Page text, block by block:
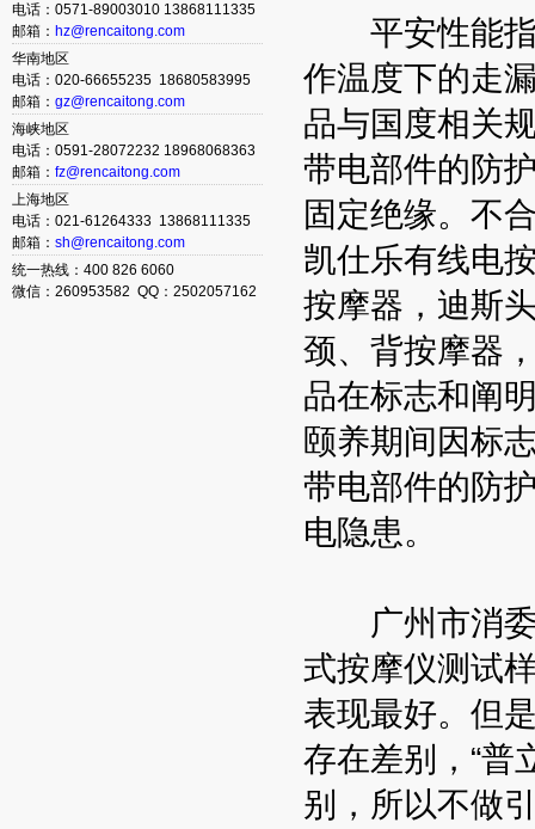
电话：0571-89003010 13868111335
邮箱： hz@rencaitong.com
华南地区
电话：020-66655235 18680583995
邮箱： gz@rencaitong.com
海峡地区
电话：0591-28072232 18968068363
邮箱： fz@rencaitong.com
上海地区
电话：021-61264333 13868111335
邮箱： sh@rencaitong.com
统一热线：400 826 6060
微信：260953582 QQ：2502057162
平安性能指
作温度下的走
品与国度相关
带电部件的防
固定绝缘。不
凯仕乐有线电
按摩器，迪斯
颈、背按摩器
品在标志和阐
颐养期间因标
带电部件的防
电隐患。
广州市消委
式按摩仪测试
表现最好。但
存在差别，“普
别，所以不做